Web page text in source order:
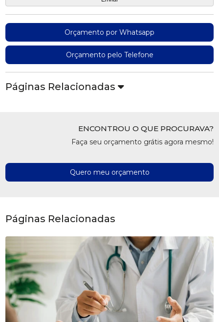
Orçamento por Whatsapp
Orçamento pelo Telefone
Páginas Relacionadas
ENCONTROU O QUE PROCURAVA?
Faça seu orçamento grátis agora mesmo!
Quero meu orçamento
Páginas Relacionadas